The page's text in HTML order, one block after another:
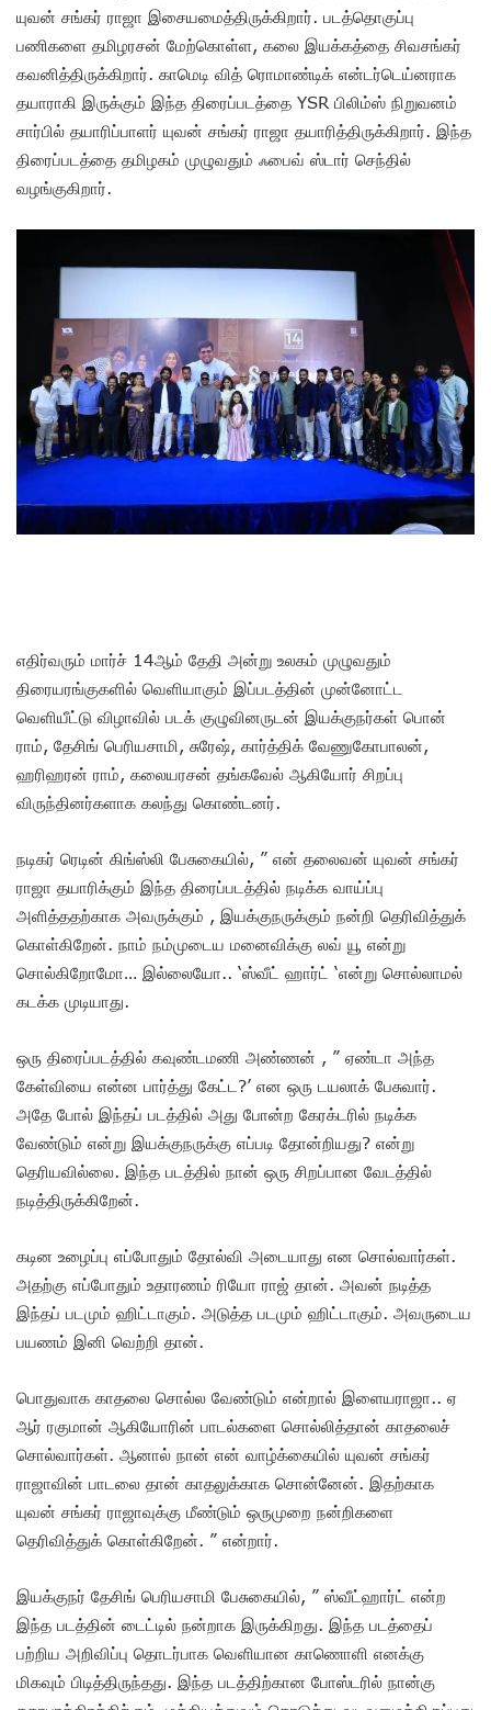
யுவன் சங்கர் ராஜா இசையமைத்திருக்கிறார். படத்தொகுப்பு
பணிகளை தமிழரசன் மேற்கொள்ள, கலை இயக்கத்தை சிவசங்கர்
கவனித்திருக்கிறார். காமெடி வித் ரொமாண்டிக் என்டர்டெய்னராக
தயாராகி இருக்கும் இந்த திரைப்படத்தை YSR பிலிம்ஸ் நிறுவனம்
சார்பில் தயாரிப்பாளர் யுவன் சங்கர் ராஜா தயாரித்திருக்கிறார். இந்த
திரைப்படத்தை தமிழகம் முழுவதும் ஃபைவ் ஸ்டார் செந்தில்
வழங்குகிறார்.
எதிர்வரும் மார்ச் 14ஆம் தேதி அன்று உலகம் முழுவதும்
திரையரங்குகளில் வெளியாகும் இப்படத்தின் முன்னோட்ட
வெளியீட்டு விழாவில் படக் குழுவினருடன் இயக்குநர்கள் பொன்
ராம், தேசிங் பெரியசாமி, சுரேஷ், கார்த்திக் வேணுகோபாலன்,
ஹரிஹரன் ராம்‌, கலையரசன் தங்கவேல் ஆகியோர் சிறப்பு
விருந்தினர்களாக கலந்து கொண்டனர்.
நடிகர் ரெடின் கிங்ஸ்லி பேசுகையில், ” என் தலைவன் யுவன் சங்கர்
ராஜா தயாரிக்கும் இந்த திரைப்படத்தில் நடிக்க வாய்ப்பு
அளித்ததற்காக அவருக்கும் , இயக்குநருக்கும் நன்றி தெரிவித்துக்
கொள்கிறேன். நாம் நம்முடைய மனைவிக்கு லவ் யூ என்று
சொல்கிறோமோ… இல்லையோ.. ‘ஸ்வீட் ஹார்ட் ‘என்று சொல்லாமல்
கடக்க முடியாது.
ஒரு திரைப்படத்தில் கவுண்டமணி அண்ணன் , ” ஏண்டா அந்த
கேள்வியை என்ன பார்த்து கேட்ட?’ என ஒரு டயலாக் பேசுவார்.
அதே போல் இந்தப் படத்தில் அது போன்ற கேரக்டரில் நடிக்க
வேண்டும் என்று இயக்குநருக்கு எப்படி தோன்றியது? என்று
தெரியவில்லை. இந்த படத்தில் நான் ஒரு சிறப்பான வேடத்தில்
நடித்திருக்கிறேன்.
கடின உழைப்பு எப்போதும் தோல்வி அடையாது என சொல்வார்கள்.
அதற்கு எப்போதும் உதாரணம் ரியோ ராஜ் தான். அவன் நடித்த
இந்தப் படமும் ஹிட்டாகும். அடுத்த படமும் ஹிட்டாகும். அவருடைய
பயணம் இனி வெற்றி தான்.
பொதுவாக காதலை சொல்ல வேண்டும் என்றால் இளையராஜா.. ஏ
ஆர் ரகுமான் ஆகியோரின் பாடல்களை சொல்லித்தான் காதலைச்
சொல்வார்கள். ஆனால் நான் என் வாழ்க்கையில் யுவன் சங்கர்
ராஜாவின் பாடலை தான் காதலுக்காக சொன்னேன். இதற்காக
யுவன் சங்கர் ராஜாவுக்கு மீண்டும் ஒருமுறை நன்றிகளை
தெரிவித்துக் கொள்கிறேன். ” என்றார்.
இயக்குநர் தேசிங் பெரியசாமி பேசுகையில், ” ஸ்வீட்ஹார்ட் என்ற
இந்த படத்தின் டைட்டில் நன்றாக இருக்கிறது. இந்த படத்தைப்
பற்றிய அறிவிப்பு தொடர்பாக வெளியான காணொளி எனக்கு
மிகவும் பிடித்திருந்தது. இந்த படத்திற்கான போஸ்டரில் நான்கு